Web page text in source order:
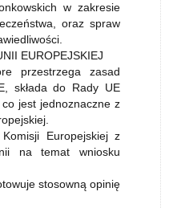
w zakresie
oraz spraw
EUROPEJSKIEJ
przestrzega zasad
składa do Rady UE
jest jednoznaczne z
Europejskiej z
na temat wniosku
stosowną opinię